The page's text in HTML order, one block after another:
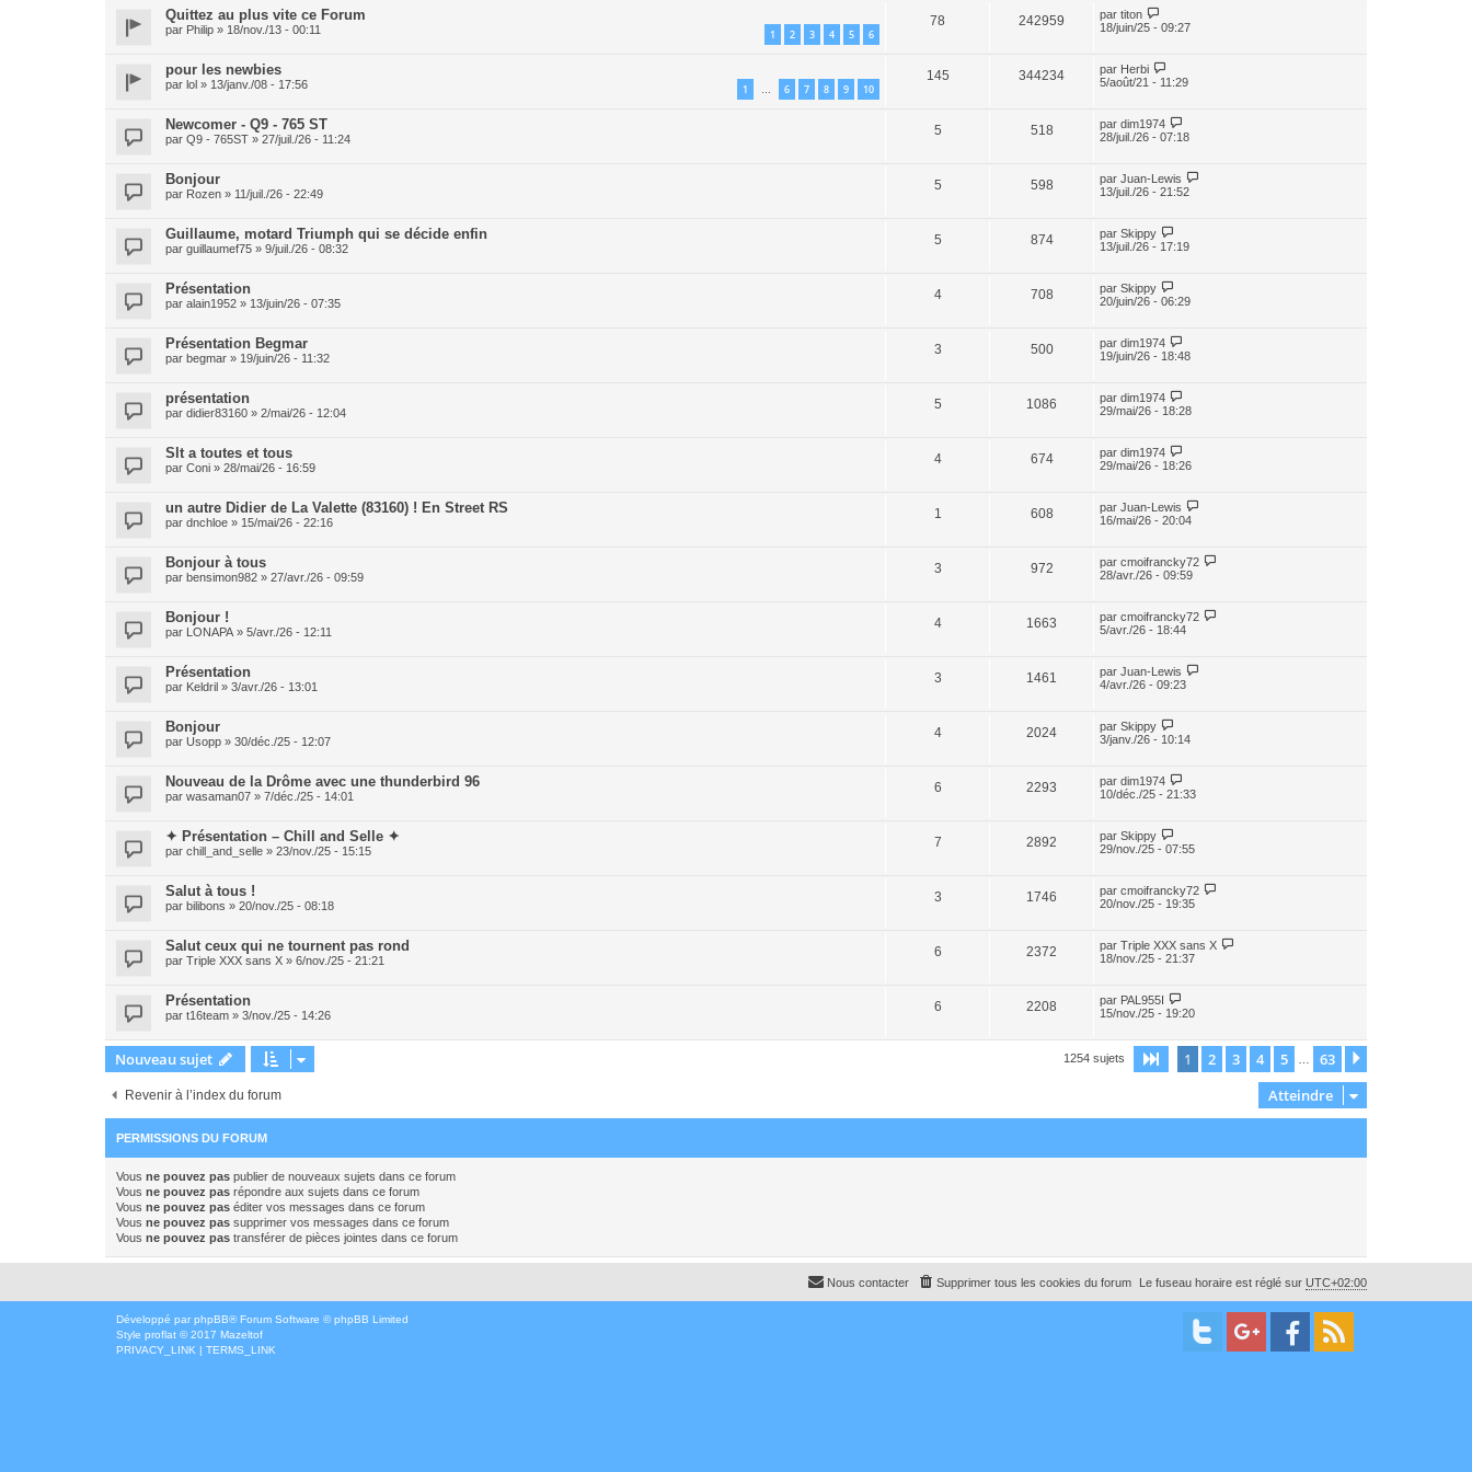
Quittez au plus vite ce Forum
par Philip » 18/nov./13 - 00:11 1 2 3 4 5 6
78 242959 par titon
18/juin/25 - 09:27
pour les newbies
par lol » 13/janv./08 - 17:56 1 … 6 7 8 9 10
145 344234 par Herbi
5/août/21 - 11:29
Newcomer - Q9 - 765 ST
par Q9 - 765ST » 27/juil./26 - 11:24
5 518 par dim1974
28/juil./26 - 07:18
Bonjour
par Rozen » 11/juil./26 - 22:49
5 598 par Juan-Lewis
13/juil./26 - 21:52
Guillaume, motard Triumph qui se décide enfin
par guillaumef75 » 9/juil./26 - 08:32
5 874 par Skippy
13/juil./26 - 17:19
Présentation
par alain1952 » 13/juin/26 - 07:35
4 708 par Skippy
20/juin/26 - 06:29
Présentation Begmar
par begmar » 19/juin/26 - 11:32
3 500 par dim1974
19/juin/26 - 18:48
présentation
par didier83160 » 2/mai/26 - 12:04
5 1086 par dim1974
29/mai/26 - 18:28
Slt a toutes et tous
par Coni » 28/mai/26 - 16:59
4 674 par dim1974
29/mai/26 - 18:26
un autre Didier de La Valette (83160) ! En Street RS
par dnchloe » 15/mai/26 - 22:16
1 608 par Juan-Lewis
16/mai/26 - 20:04
Bonjour à tous
par bensimon982 » 27/avr./26 - 09:59
3 972 par cmoifrancky72
28/avr./26 - 09:59
Bonjour !
par LONAPA » 5/avr./26 - 12:11
4 1663 par cmoifrancky72
5/avr./26 - 18:44
Présentation
par Keldril » 3/avr./26 - 13:01
3 1461 par Juan-Lewis
4/avr./26 - 09:23
Bonjour
par Usopp » 30/déc./25 - 12:07
4 2024 par Skippy
3/janv./26 - 10:14
Nouveau de la Drôme avec une thunderbird 96
par wasaman07 » 7/déc./25 - 14:01
6 2293 par dim1974
10/déc./25 - 21:33
✦ Présentation – Chill and Selle ✦
par chill_and_selle » 23/nov./25 - 15:15
7 2892 par Skippy
29/nov./25 - 07:55
Salut à tous !
par bilibons » 20/nov./25 - 08:18
3 1746 par cmoifrancky72
20/nov./25 - 19:35
Salut ceux qui ne tournent pas rond
par Triple XXX sans X » 6/nov./25 - 21:21
6 2372 par Triple XXX sans X
18/nov./25 - 21:37
Présentation
par t16team » 3/nov./25 - 14:26
6 2208 par PAL955I
15/nov./25 - 19:20
Nouveau sujet 1254 sujets Page sur63
1 2 3 4 5 63
Revenir à l’index du forum Atteindre
PERMISSIONS DU FORUM
Vous ne pouvez pas publier de nouveaux sujets dans ce forum
Vous ne pouvez pas répondre aux sujets dans ce forum
Vous ne pouvez pas éditer vos messages dans ce forum
Vous ne pouvez pas supprimer vos messages dans ce forum
Vous ne pouvez pas transférer de pièces jointes dans ce forum
Le fuseau horaire est réglé sur UTC+02:00
Supprimer tous les cookies du forum
Nous contacter
Développé par phpBB® Forum Software © phpBB Limited
Style proflat © 2017 Mazeltof
PRIVACY_LINK | TERMS_LINK